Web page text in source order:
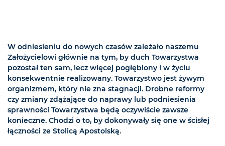
W odniesieniu do nowych czasów zależało naszemu
Założycielowi głównie na tym, by duch Towarzystwa
pozostał ten sam, lecz więcej pogłębiony i w życiu
konsekwentnie realizowany. Towarzystwo jest żywym
organizmem, który nie zna stagnacji. Drobne reformy
czy zmiany zdążające do naprawy lub podniesienia
sprawności Towarzystwa będą oczywiście zawsze
konieczne. Chodzi o to, by dokonywały się one w ścisłej
łączności ze Stolicą Apostolską.